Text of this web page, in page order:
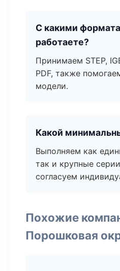
С какими
работаете?
Принимаем STEP,
PDF, также
модели.
Какой
Выполняем как
так и крупные
согласуем
Похожие
Порошковая